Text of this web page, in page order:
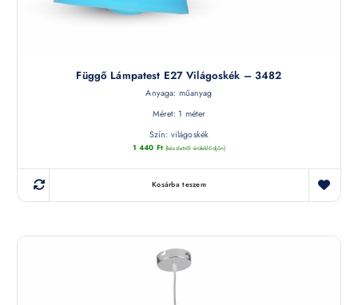
Függő Lámpatest E27 Világoskék – 3482
Anyaga: műanyag
Méret: 1 méter
Szín: világoskék
1 440 Ft (készletről érdeklődjön)
Kosárba teszem